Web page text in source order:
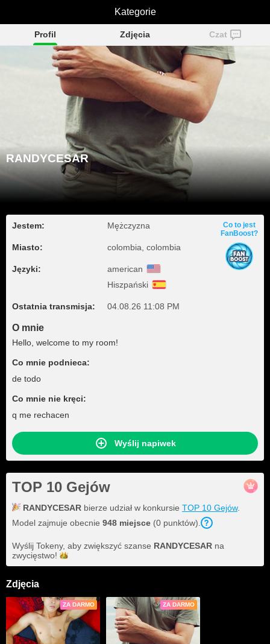
RANDYCESAR
Profil Zdjęcia Czat
RANDYCESAR
Jestem: Mężczyzna
Miasto: colombia, colombia
Języki:
american
Hiszpański
Ostatnia transmisja: 04.08.26 11:08 PM
Co to jest
FanBoost?
O mnie
Hello, welcome to my room!
Co mnie podnieca:
de todo
Co mnie nie kręci:
q me rechacen
Wyślij napiwek
TOP 10 Gejów
RANDYCESAR bierze udział w konkursie TOP 10 Gejów.
Model zajmuje obecnie 948 miejsce (0 punktów).
Wyślij Tokeny, aby zwiększyć szanse RANDYCESAR na
zwycięstwo!
Zdjęcia
ZA DARMO ZA DARMO
Kategorie